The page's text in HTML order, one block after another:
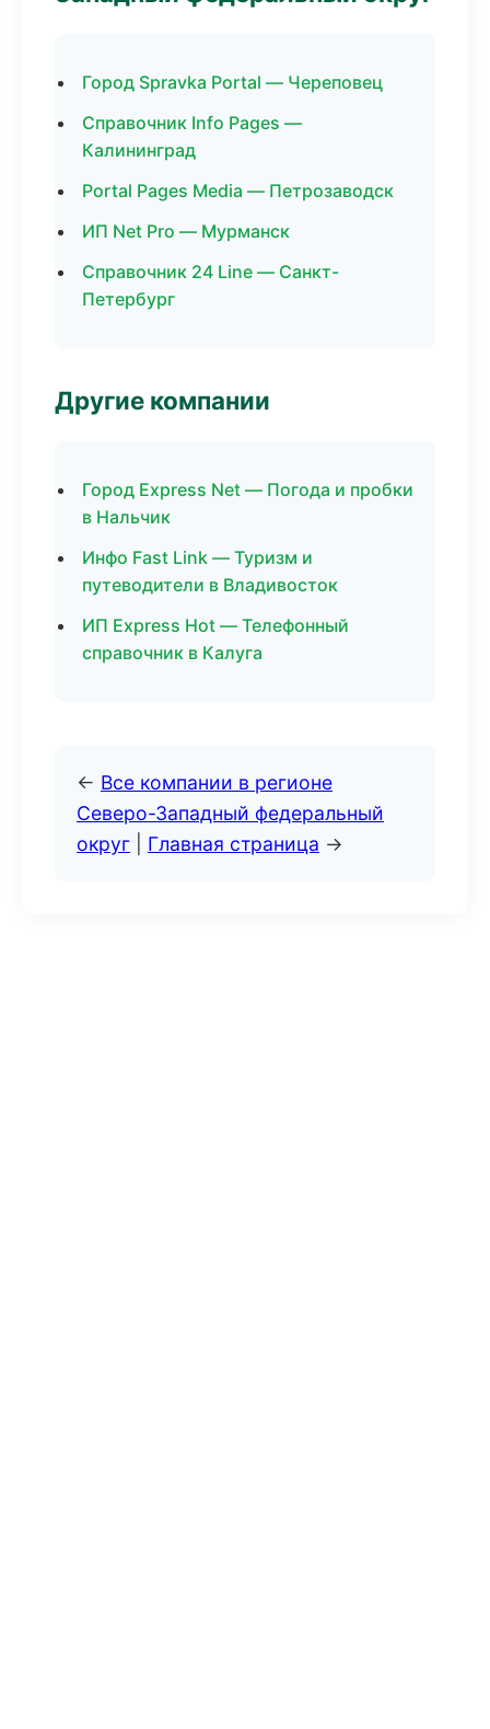
Город Spravka Portal — Череповец
Справочник Info Pages —
Калининград
Portal Pages Media — Петрозаводск
ИП Net Pro — Мурманск
Справочник 24 Line — Санкт-
Петербург
Другие компании
Город Express Net — Погода и пробки
в Нальчик
Инфо Fast Link — Туризм и
путеводители в Владивосток
ИП Express Hot — Телефонный
справочник в Калуга
← Все компании в регионе
Северо-Западный федеральный
округ
Главная страница →